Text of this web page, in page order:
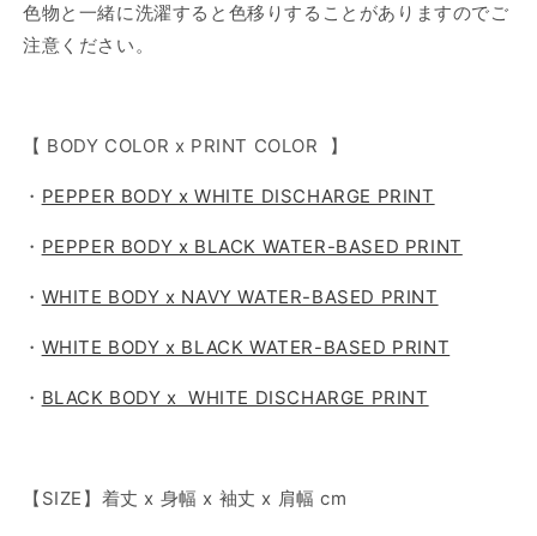
色物と一緒に洗濯すると色移りすることがありますのでご
注意ください。
【 BODY COLOR x PRINT COLOR 】
・ PEPPER BODY x WHITE DISCHARGE PRINT
・ PEPPER BODY x BLACK WATER-BASED PRINT
・ WHITE BODY x NAVY WATER-BASED PRINT
・ WHITE BODY x BLACK WATER-BASED PRINT
・ BLACK BODY x WHITE DISCHARGE PRINT
【SIZE】着丈 x 身幅 x 袖丈 x 肩幅 cm